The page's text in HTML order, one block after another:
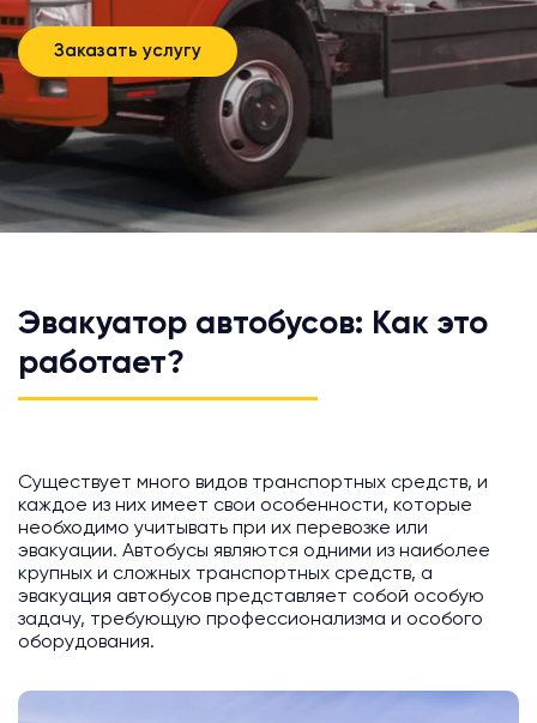
Заказать услугу
Эвакуатор автобусов: Как это
работает?
Существует много видов транспортных средств, и
каждое из них имеет свои особенности, которые
необходимо учитывать при их перевозке или
эвакуации. Автобусы являются одними из наиболее
крупных и сложных транспортных средств, а
эвакуация автобусов представляет собой особую
задачу, требующую профессионализма и особого
оборудования.